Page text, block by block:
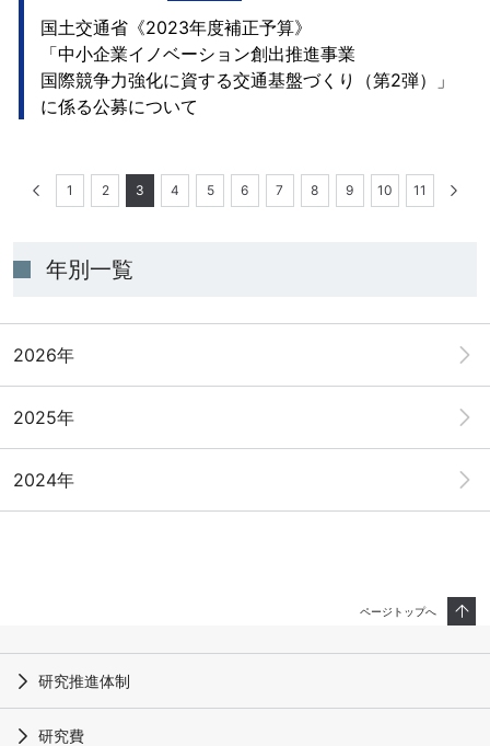
国土交通省《2023年度補正予算》
「中小企業イノベーション創出推進事業
国際競争力強化に資する交通基盤づくり（第2弾）」
に係る公募について
1 2 3 4 5 6 7 8 9 10 11
年別一覧
2026年
2025年
2024年
ページトップへ
研究推進体制
研究費